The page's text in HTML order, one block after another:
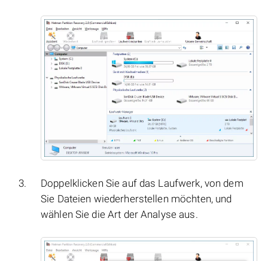
Doppelklicken Sie auf das Laufwerk, von dem
Sie Dateien wiederherstellen möchten, und
wählen Sie die Art der Analyse aus.